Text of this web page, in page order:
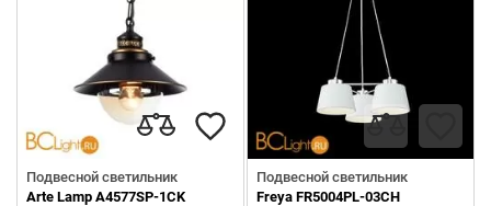
Подвесной светильник
Arte Lamp A4577SP-1CK
Подвесной светильник
Freya FR5004PL-03CH